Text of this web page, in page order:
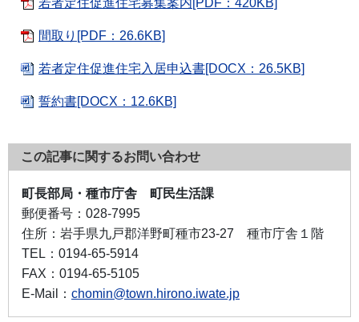
若者定住促進住宅募集案内[PDF：420KB]
間取り[PDF：26.6KB]
若者定住促進住宅入居申込書[DOCX：26.5KB]
誓約書[DOCX：12.6KB]
この記事に関するお問い合わせ
町長部局・種市庁舎 町民生活課
郵便番号： 028-7995
住所： 岩手県九戸郡洋野町種市23-27 種市庁舎１階
TEL： 0194-65-5914
FAX： 0194-65-5105
E-Mail： chomin@town.hirono.iwate.jp